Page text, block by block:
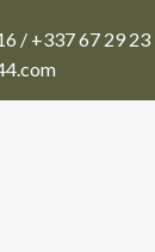
/ +337 67 29 23